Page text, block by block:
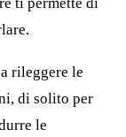
rileggere le
di solito per
le